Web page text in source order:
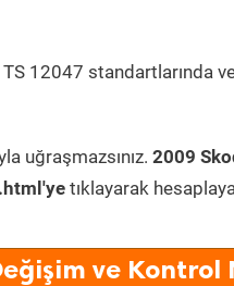
12047 standartlarında
uğraşmazsınız. 2009
tıklayarak
ve Kontrol